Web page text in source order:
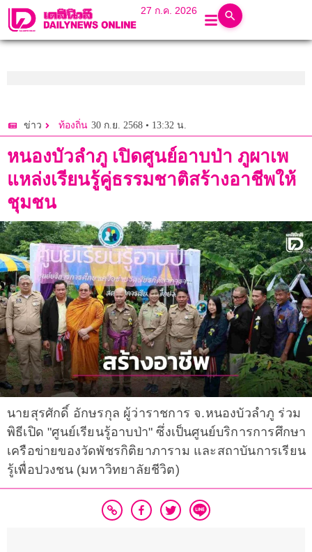
27 ก.ค. 2026
ข่าว ท้องถิ่น 30 ก.ย. 2568 • 13:32 น.
หนองบัวลำภู เปิดศูนย์อาบป่า ภูผาเพ
แหล่งเรียนรู้คู่ธรรมชาติสร้างอาชีพให้
ชุมชน
นายสุรศักดิ์ อักษรกุล ผู้ว่าราชการ จ.หนองบัวลำภู ร่วม
พิธีเปิด "ศูนย์เรียนรู้อาบป่า" ซึ่งเป็นศูนย์บริการการศึกษา
เครือข่ายของวัดพัชรกิติยาภาราม และสถาบันการเรียน
รู้เพื่อปวงชน (มหาวิทยาลัยชีวิต)